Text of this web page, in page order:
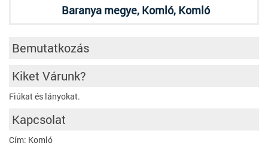
Baranya megye, Komló, Komló
Bemutatkozás
Kiket Várunk?
Fiúkat és lányokat.
Kapcsolat
Cím: Komló